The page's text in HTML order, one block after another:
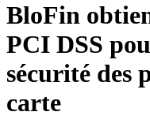
BloFin
PCI DSS
sécurité des
carte